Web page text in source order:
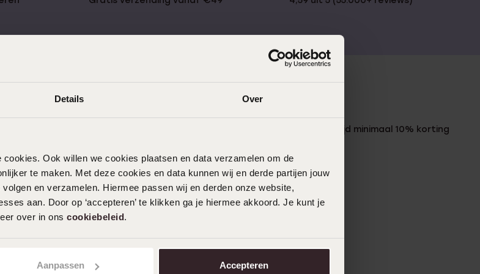
Details Over
Ook willen we cookies plaatsen en data verzamelen om de
te maken. Met deze cookies en data kunnen wij en derde partijen jouw
en verzamelen. Hiermee passen wij en derden onze website,
aan. Door op ‘accepteren’ te klikken ga je hiermee akkoord. Je kunt je
over in ons cookiebeleid.
Aanpassen Accepteren
LUCARDI MEMBER
Word member en ontvang altijd minimaal 10% korting
Meld je aan